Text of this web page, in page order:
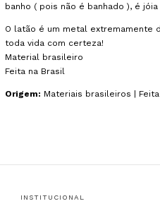
banho ( pois não é banhado ), é
O latão é um metal extremamente
toda vida com certeza!
Material brasileiro
Feita na Brasil
Origem: Materiais brasileiros |
INSTITUCIONAL